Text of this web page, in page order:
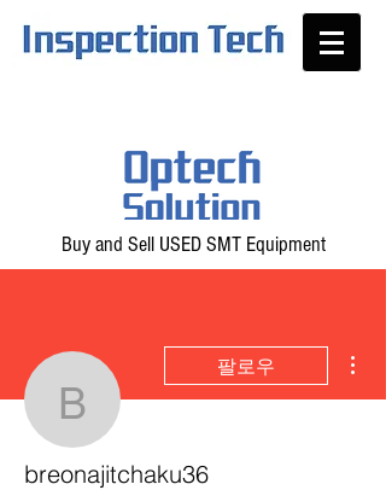
Buy and Sell USED SMT Equipment
breonajitchaku36
팔로우
breonajitchaku36